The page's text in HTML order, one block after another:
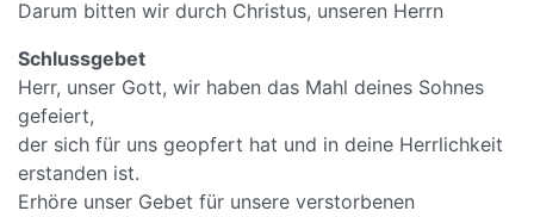
Darum bitten wir durch Christus, unseren Herrn
Schlussgebet
Herr, unser Gott, wir haben das Mahl deines Sohnes
gefeiert,
der sich für uns geopfert hat und in deine Herrlichkeit
erstanden ist.
Erhöre unser Gebet für unsere verstorbenen